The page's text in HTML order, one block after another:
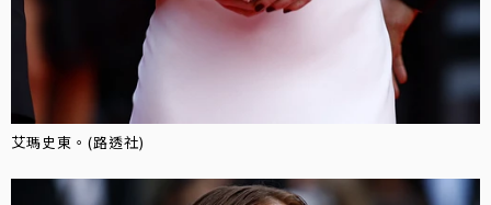
艾瑪史東。(路透社)